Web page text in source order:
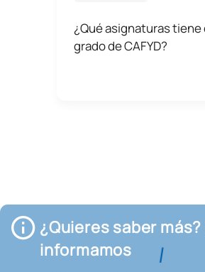
¿Qué asignaturas tiene
grado de CAFYD?
¿Quieres saber más?
informamos